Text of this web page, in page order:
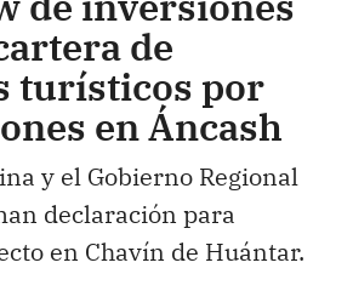
de
turísticos por
en Áncash
y el Gobierno Regional
declaración para
en Chavín de Huántar.